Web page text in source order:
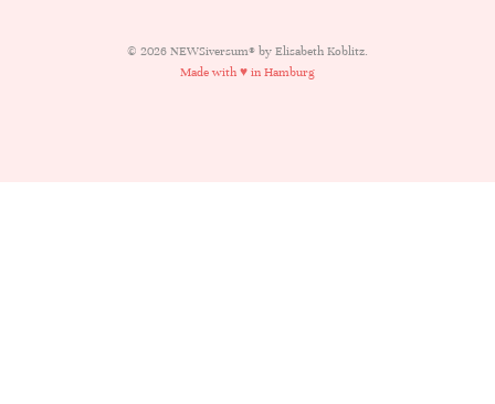
© 2026 NEWSiversum® by Elisabeth Koblitz.
Made with ♥ in Hamburg